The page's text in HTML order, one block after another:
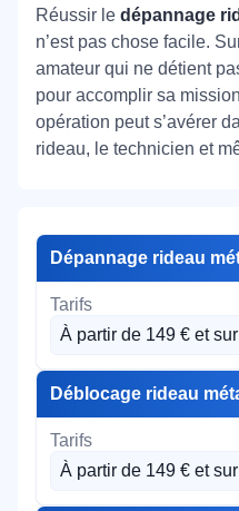
Réussir le dépannage
n’est pas chose facile.
amateur qui ne détient
pour accomplir sa
opération peut s’avérer
rideau, le technicien et
Dépannage rideau
À partir de 149 € et
Déblocage rideau
À partir de 149 € et